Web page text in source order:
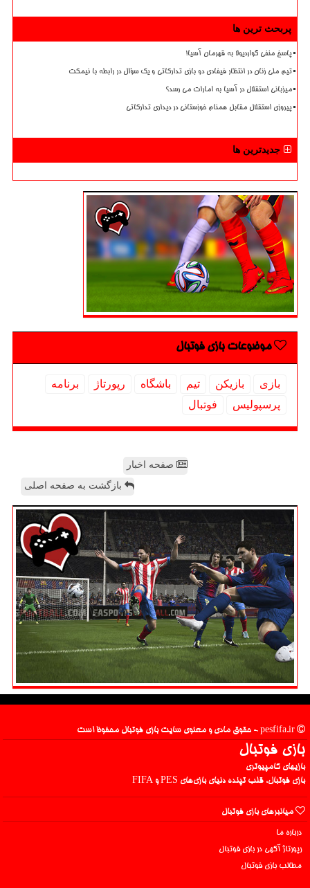
پربحث ترین ها
پاسخ منفی گواردیولا به قهرمان آسیا!
تیم ملی زنان در انتظار فیفادی دو بازی تدارکاتی و یک سؤال در رابطه با نیمکت
میزبانی استقلال در آسیا به امارات می رسد؟
پیروزی استقلال مقابل همنام خوزستانی در دیداری تدارکاتی
جدیدترین ها
موضوعات بازی فوتبال
بازی بازیكن تیم باشگاه رپورتاژ
برنامه
پرسپولیس
فوتبال
صفحه اخبار
بازگشت به صفحه اصلی
بازی فوتبال
بازیهای کامپیوتری
بازی فوتبال، قلب تپنده دنیای بازی‌های PES و FIFA
میانبرهای بازی فوتبال
درباره ما
رپورتاژ آگهی در بازی فوتبال
مطالب بازی فوتبال